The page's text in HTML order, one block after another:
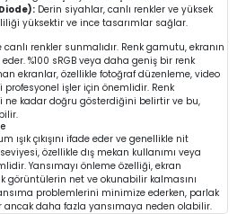
Derin siyahlar, canlı renkler ve yüksek
yüksektir ve ince tasarımlar sağlar.
renkler sunmalıdır. Renk gamutu, ekranın
%100 sRGB veya daha geniş bir renk
ekranlar, özellikle fotoğraf düzenleme, video
işler için önemlidir. Renk
ne kadar doğru gösterdiğini belirtir ve bu,
ışık çıkışını ifade eder ve genellikle nit
özellikle dış mekan kullanımı veya
Yansımayı önleme özelliği, ekran
görüntülerin net ve okunabilir kalmasını
problemlerini minimize ederken, parlak
daha fazla yansımaya neden olabilir.